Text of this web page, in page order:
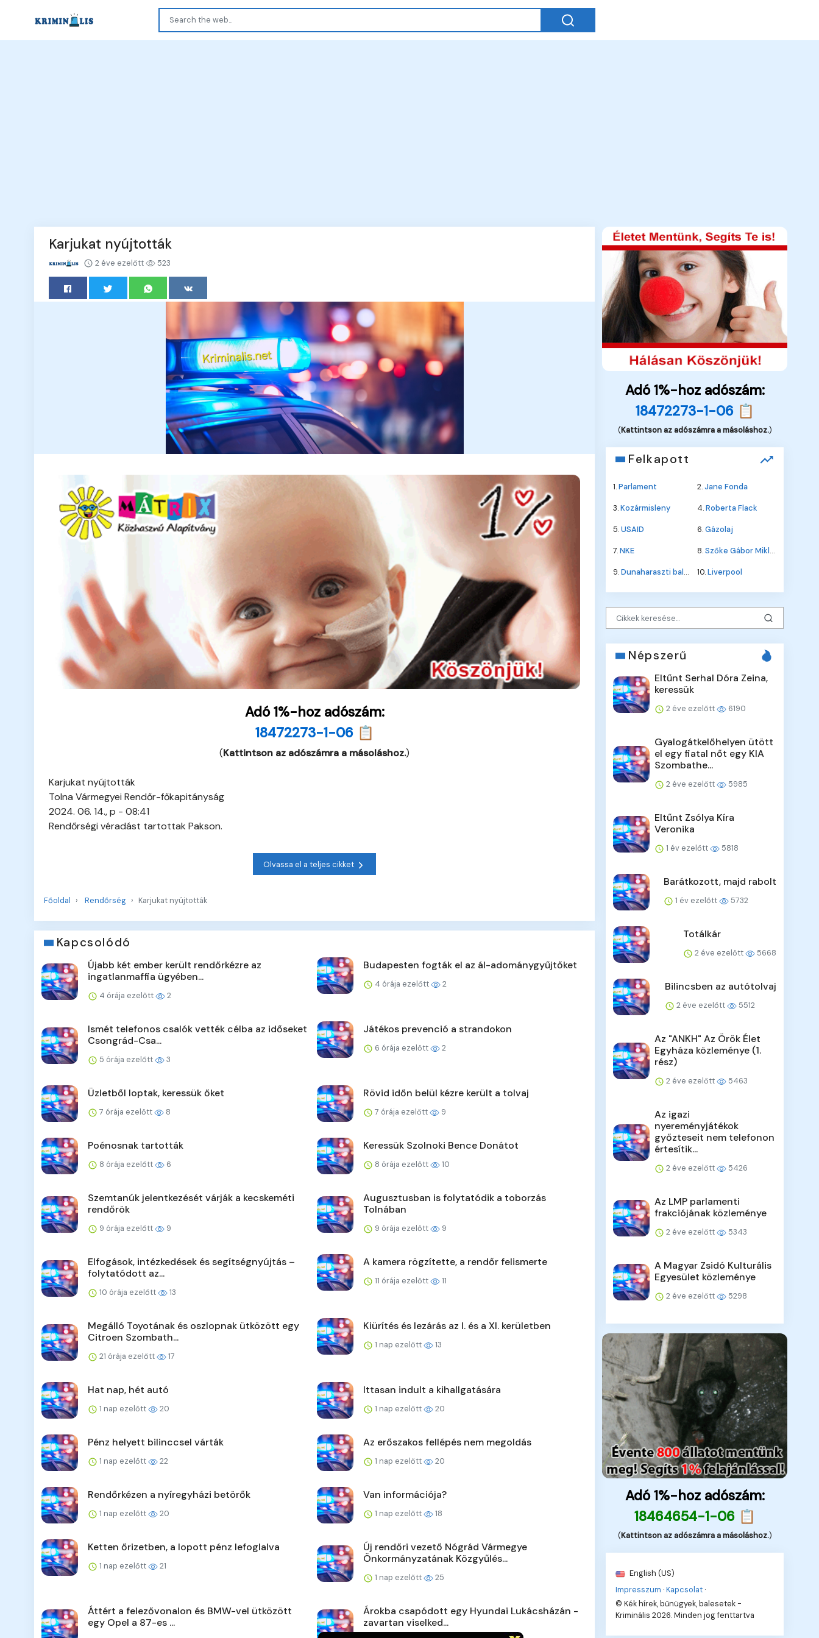
Karjukat nyújtották
2 éve ezelőtt 523
Adó 1%-hoz adószám:
18472273-1-06 📋
(Kattintson az adószámra a másoláshoz.)
Karjukat nyújtották
Tolna Vármegyei Rendőr-főkapitányság
2024. 06. 14., p - 08:41
Rendőrségi véradást tartottak Pakson.
Olvassa el a teljes cikket
Főoldal Rendőrség Karjukat nyújtották
Kapcsolódó
Újabb két ember került rendőrkézre az
ingatlanmaffia ügyében...
4 órája ezelőtt 2
Budapesten fogták el az ál-adománygyűjtőket
4 órája ezelőtt 2
Ismét telefonos csalók vették célba az időseket
Csongrád-Csa...
5 órája ezelőtt 3
Játékos prevenció a strandokon
6 órája ezelőtt 2
Üzletből loptak, keressük őket
7 órája ezelőtt 8
Rövid időn belül kézre került a tolvaj
7 órája ezelőtt 9
Poénosnak tartották
8 órája ezelőtt 6
Keressük Szolnoki Bence Donátot
8 órája ezelőtt 10
Szemtanúk jelentkezését várják a kecskeméti
rendőrök
9 órája ezelőtt 9
Augusztusban is folytatódik a toborzás
Tolnában
9 órája ezelőtt 9
Elfogások, intézkedések és segítségnyújtás –
folytatódott az...
10 órája ezelőtt 13
A kamera rögzítette, a rendőr felismerte
11 órája ezelőtt 11
Megálló Toyotának és oszlopnak ütközött egy
Citroen Szombath...
21 órája ezelőtt 17
Kiürítés és lezárás az I. és a XI. kerületben
1 nap ezelőtt 13
Hat nap, hét autó
1 nap ezelőtt 20
Ittasan indult a kihallgatására
1 nap ezelőtt 20
Pénz helyett bilinccsel várták
1 nap ezelőtt 22
Az erőszakos fellépés nem megoldás
1 nap ezelőtt 20
Rendőrkézen a nyíregyházi betörők
1 nap ezelőtt 20
Van információja?
1 nap ezelőtt 18
Ketten őrizetben, a lopott pénz lefoglalva
1 nap ezelőtt 21
Új rendőri vezető Nógrád Vármegye
Önkormányzatának Közgyűlés...
1 nap ezelőtt 25
Áttért a felezővonalon és BMW-vel ütközött
egy Opel a 87-es ...
Árokba csapódott egy Hyundai Lukácsházán -
zavartan viselked...
Adó 1%-hoz adószám:
18472273-1-06 📋
(Kattintson az adószámra a másoláshoz.)
Felkapott
1.Parlament 2.Jane Fonda
3.Kozármisleny 4.Roberta Flack
5.USAID 6.Gázolaj
7.NKE 8.Szőke Gábor Miklós
9.Dunaharaszti baleset 10.Liverpool
Népszerű
Eltűnt Serhal Dóra Zeina,
keressük
2 éve ezelőtt 6190
Gyalogátkelőhelyen ütött
el egy fiatal nőt egy KIA
Szombathe...
2 éve ezelőtt 5985
Eltűnt Zsólya Kíra
Veronika
1 év ezelőtt 5818
Barátkozott, majd rabolt
1 év ezelőtt 5732
Totálkár
2 éve ezelőtt 5668
Bilincsben az autótolvaj
2 éve ezelőtt 5512
Az "ANKH" Az Örök Élet
Egyháza közleménye (1.
rész)
2 éve ezelőtt 5463
Az igazi
nyereményjátékok
győzteseit nem telefonon
értesítik...
2 éve ezelőtt 5426
Az LMP parlamenti
frakciójának közleménye
2 éve ezelőtt 5343
A Magyar Zsidó Kulturális
Egyesület közleménye
2 éve ezelőtt 5298
Adó 1%-hoz adószám:
18464654-1-06 📋
(Kattintson az adószámra a másoláshoz.)
English (US)
Impresszum ·Kapcsolat ·
© Kék hírek, bűnügyek, balesetek -
Kriminális 2026. Minden jog fenttartva